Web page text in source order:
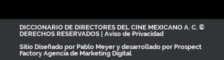
DICCIONARIO DE DIRECTORES DEL CINE MEXICANO A. C. ©
DERECHOS RESERVADOS | Aviso de Privacidad
Sitio Diseñado por Pablo Meyer y desarrollado por Prospect
Factory Agencia de Marketing Digital